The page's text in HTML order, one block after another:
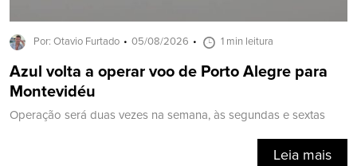
Por: Otavio Furtado 05/08/2026 1 min leitura
Azul volta a operar voo de Porto Alegre para
Montevidéu
Operação será duas vezes na semana, às segundas e sextas
Leia mais